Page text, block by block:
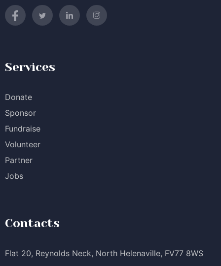
Services
Donate
Sponsor
Fundraise
Volunteer
Partner
Jobs
Contacts
Flat 20, Reynolds Neck, North Helenaville, FV77 8WS